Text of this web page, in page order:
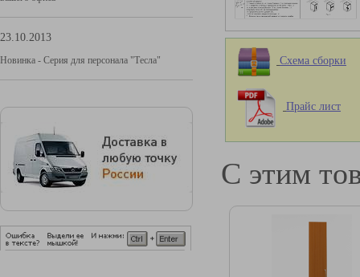
23.10.2013
Новинка - Серия для персонала "Тесла" Схема сборки
Прайс лист
С этим